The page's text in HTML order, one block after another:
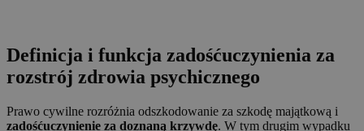
Definicja i funkcja zadośćuczynienia za
rozstrój zdrowia psychicznego
Prawo cywilne rozróżnia odszkodowanie za szkodę majątkową i
zadośćuczynienie za doznaną krzywdę. W tym drugim wypadku